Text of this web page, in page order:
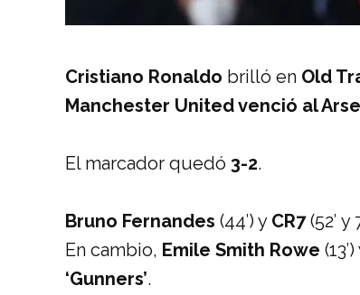
Cristiano Ronaldo brilló en Old
Manchester United venció al
El marcador quedó 3-2.
Bruno Fernandes (44′) y CR7(52′
En cambio, Emile Smith Rowe
‘Gunners’.